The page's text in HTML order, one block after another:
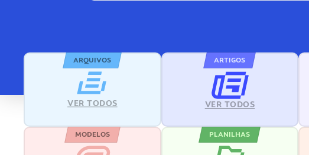
ARQUIVOS
VER TODOS
ARTIGOS
VER TODOS
MODELOS PLANILHAS